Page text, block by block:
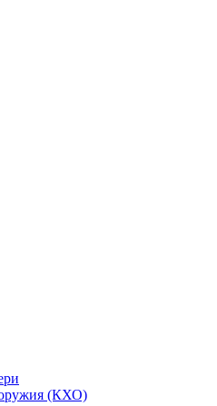
оружия (КХО)